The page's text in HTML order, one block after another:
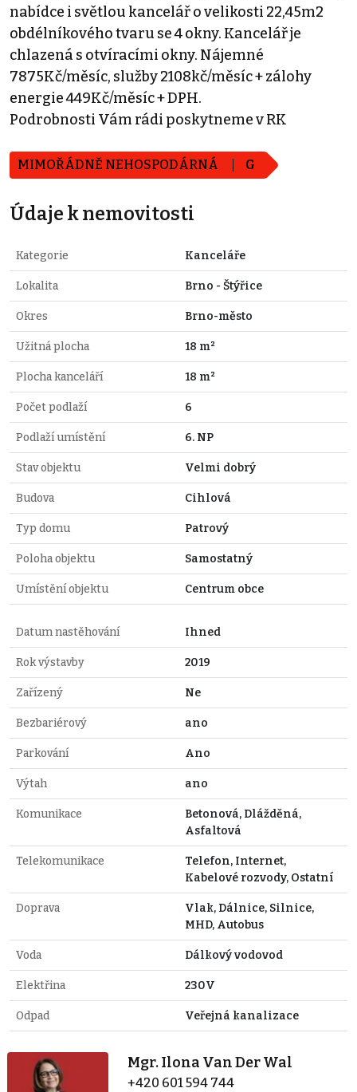
nabídce i světlou kancelář o velikosti 22,45m2
obdélníkového tvaru se 4 okny. Kancelář je
chlazená s otvíracími okny. Nájemné
7875Kč/měsíc, služby 2108kč/měsíc + zálohy
energie 449Kč/měsíc + DPH.
Podrobnosti Vám rádi poskytneme v RK
MIMOŘÁDNĚ NEHOSPODÁRNÁ G
Údaje k nemovitosti
Kategorie Kanceláře
Lokalita Brno - Štýřice
Okres Brno-město
Užitná plocha 18 m²
Plocha kanceláří 18 m²
Počet podlaží 6
Podlaží umístění 6. NP
Stav objektu Velmi dobrý
Budova Cihlová
Typ domu Patrový
Poloha objektu Samostatný
Umístění objektu Centrum obce
Datum nastěhování Ihned
Rok výstavby 2019
Zařízený Ne
Bezbariérový ano
Parkování Ano
Výtah ano
Komunikace
Betonová, Dlážděná,
Asfaltová
Telekomunikace
Telefon, Internet,
Kabelové rozvody, Ostatní
Doprava
Vlak, Dálnice, Silnice,
MHD, Autobus
Voda Dálkový vodovod
Elektřina 230V
Odpad Veřejná kanalizace
Mgr. Ilona Van Der Wal
+420 601 594 744